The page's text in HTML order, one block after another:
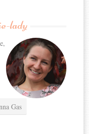
lady
Gas